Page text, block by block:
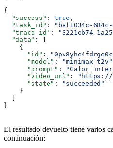
{
  "success"
: true ,
  "task_id"
: "baf1034c-684c-
  "trace_id"
: "3221eb74-
  "data"
: [
    {
      "id"
:
      "model"
: "minimax-t2v"
      "prompt"
: "Calor
      "video_url"
:
"https://
      "state"
:
"succeeded"
    }
}
El resultado devuelto tiene varios
continuación: